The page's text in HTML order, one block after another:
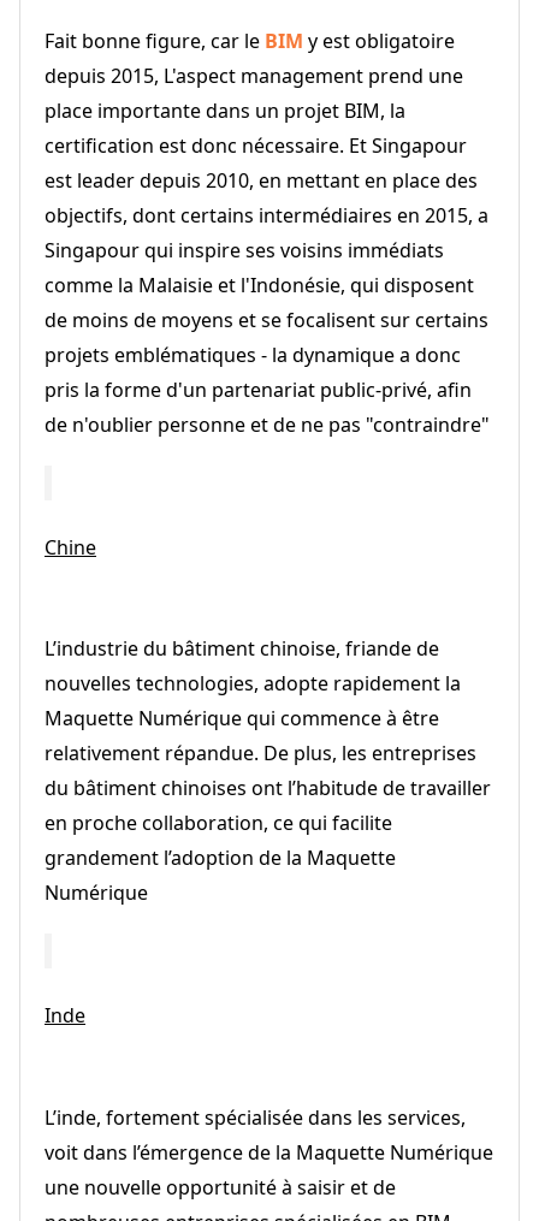
Fait bonne figure, car le BIM y est obligatoire
depuis 2015, L'aspect management prend une
place importante dans un projet BIM, la
certification est donc nécessaire. Et Singapour
est leader depuis 2010, en mettant en place des
objectifs, dont certains intermédiaires en 2015, a
Singapour qui inspire ses voisins immédiats
comme la Malaisie et l'Indonésie, qui disposent
de moins de moyens et se focalisent sur certains
projets emblématiques - la dynamique a donc
pris la forme d'un partenariat public-privé, afin
de n'oublier personne et de ne pas "contraindre"
Chine
L’industrie du bâtiment chinoise, friande de
nouvelles technologies, adopte rapidement la
Maquette Numérique qui commence à être
relativement répandue. De plus, les entreprises
du bâtiment chinoises ont l’habitude de travailler
en proche collaboration, ce qui facilite
grandement l’adoption de la Maquette
Numérique
Inde
L’inde, fortement spécialisée dans les services,
voit dans l’émergence de la Maquette Numérique
une nouvelle opportunité à saisir et de